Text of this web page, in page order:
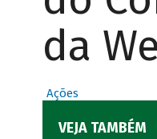
da
Ações
VEJA TAMBÉM